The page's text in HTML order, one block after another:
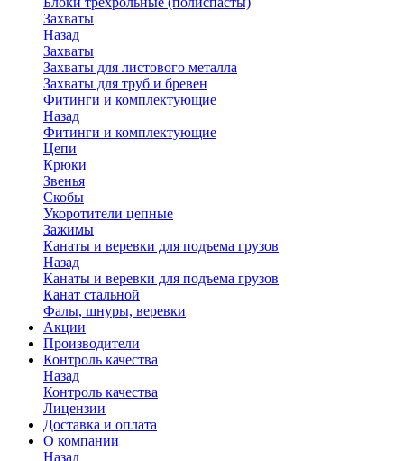
Захваты
Назад
Захваты
Захваты для листового металла
Захваты для труб и бревен
Фитинги и комплектующие
Назад
Фитинги и комплектующие
Цепи
Крюки
Звенья
Скобы
Укоротители цепные
Зажимы
Канаты и веревки для подъема грузов
Назад
Канаты и веревки для подъема грузов
Канат стальной
Фалы, шнуры, веревки
Акции
Производители
Контроль качества
Назад
Контроль качества
Лицензии
Доставка и оплата
О компании
Назад